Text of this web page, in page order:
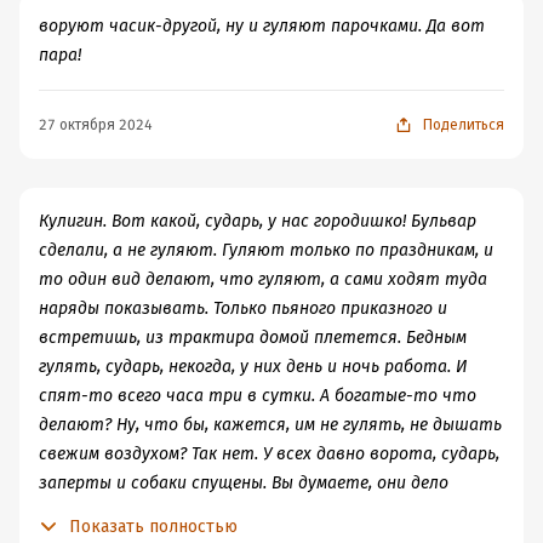
надолго. Лариса бедная переживала, тосковала очень, а
от него ни одного письма.
что кругом меня происходит. Нет, уехать
В отчаянии Лариса решает выйти замуж за первого
встречного, а им оказывается
, давно в
неё влюблённый. Хотя, любовью это вряд ли можно
назвать. Он человек глупый, эгоистичный, ревнивый
собственник. Не сумев добиться положения в
обществе и уважения, хочет отыграться на всех, взяв в
жены Ларису, которую он, в свою очередь, тоже
воспринимает, как средство, а не цель. Другими
словами, она для него вещь, игрушка.
Именно Карандышев изрекает бессмертную фразу в
Так не доставайся ж ты никому!
воруют часик-другой, ну и гуляют парочками. Да вот
пара!
27 октября 2024 Поделиться
Кулигин. Вот какой, сударь, у нас городишко! Бульвар
сделали, а не гуляют. Гуляют только по праздникам, и
то один вид делают, что гуляют, а сами ходят туда
наряды показывать. Только пьяного приказного и
встретишь, из трактира домой плетется. Бедным
гулять, сударь, некогда, у них день и ночь работа. И
спят-то всего часа три в сутки. А богатые-то что
делают? Ну, что бы, кажется, им не гулять, не дышать
свежим воздухом? Так нет. У всех давно ворота, сударь,
заперты и собаки спущены. Вы думаете, они дело
Показать полностью